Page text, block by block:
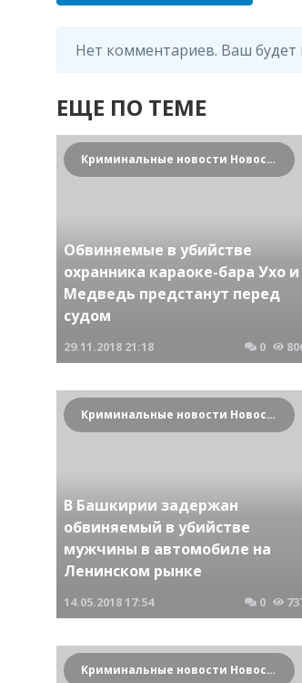
Нет комментариев. Ваш
ЕЩЕ ПО ТЕМЕ
Криминальные новости Новосибирска и Сибирского региона
Обвиняемые в убийстве
охранника караоке-бара Ухо и
Медведь предстанут перед
судом
29.11.2018 21:18 0
Криминальные новости Новосибирска и Сибирского региона
В Башкирии задержан
обвиняемый в убийстве
мужчины в автомобиле на
Ленинском рынке
14.05.201817:54 0
Криминальные новости Новосибирска и Сибирского региона